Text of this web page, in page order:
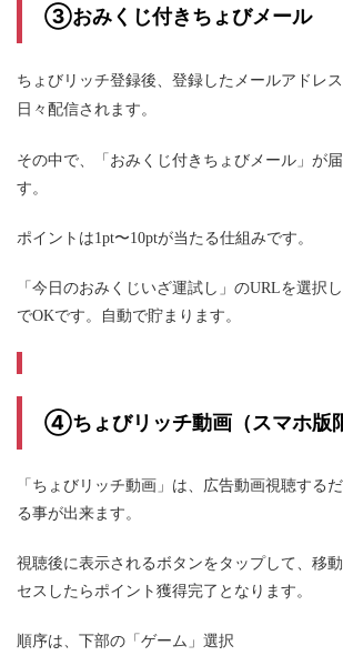
③おみくじ付きちょびメール
ちょびリッチ登録後、登録したメールアドレ
日々配信されます。
その中で、「 おみくじ付きちょびメール 」が
す。
ポイントは1pt〜10ptが当たる仕組みです。
「今日のおみくじいざ運試し」のURLを選択
でOKです。自動で貯まります。
④ちょびリッチ動画（スマホ版
「ちょびリッチ動画」は、広告動画視聴する
る事が出来ます。
視聴後に表示されるボタンをタップして、移
セスしたらポイント獲得完了となります。
順序は、下部の「ゲーム」選択